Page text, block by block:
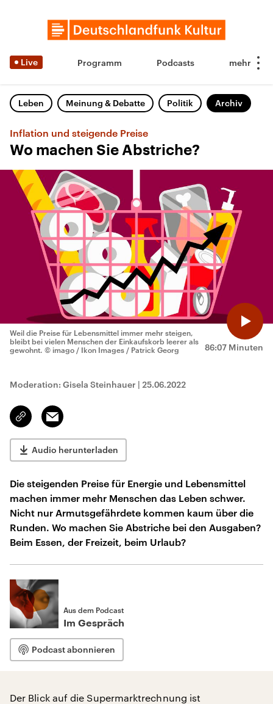
Live Programm Podcasts
Leben Meinung & Debatte Politik Archiv
Inflation und steigende Preise
Wo machen Sie Abstriche?
86:07 Minuten
Weil die Preise für Lebensmittel immer mehr steigen,
bleibt bei vielen Menschen der Einkaufskorb leerer als
gewohnt. © imago / Ikon Images / Patrick Georg
Moderation: Gisela Steinhauer | 25.06.2022
Link
kopieren/teilen
Email
Audio herunterladen
Die steigenden Preise für Energie und Lebensmittel
machen immer mehr Menschen das Leben schwer.
Nicht nur Armutsgefährdete kommen kaum über die
Runden. Wo machen Sie Abstriche bei den Ausgaben?
Beim Essen, der Freizeit, beim Urlaub?
Aus dem Podcast
Im Gespräch
Podcast abonnieren
Der Blick auf die Supermarktrechnung ist